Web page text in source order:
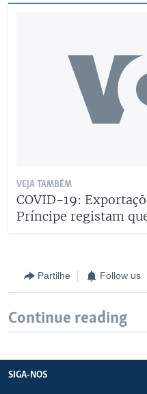
VEJA TAMBÉM
COVID-19:
Príncipe registam
Partilhe Follow us
Continue reading
SIGA-NOS